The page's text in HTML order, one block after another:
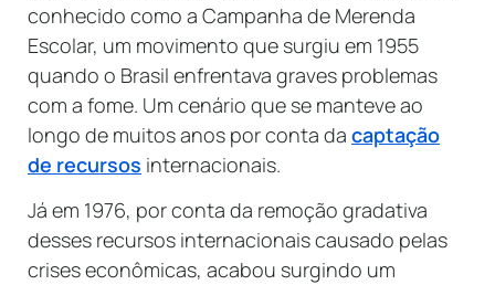
conhecido como a Campanha de Merenda
Escolar, um movimento que surgiu em 1955
quando o Brasil enfrentava graves problemas
com a fome. Um cenário que se manteve ao
longo de muitos anos por conta da captação
de recursos internacionais.
Já em 1976, por conta da remoção gradativa
desses recursos internacionais causado pelas
crises econômicas, acabou surgindo um